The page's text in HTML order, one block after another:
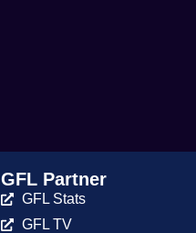
GFL Partner
GFL Stats
GFL TV